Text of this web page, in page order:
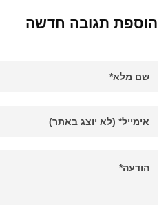
הוספת תגובה חדשה